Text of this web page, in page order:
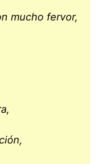
mucho fervor,